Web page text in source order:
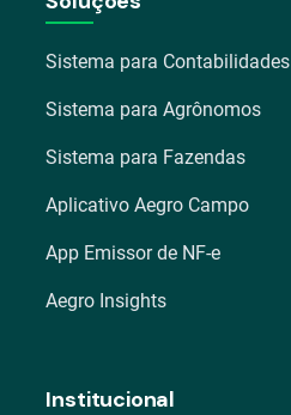
Sistema para Contabilidades
Sistema para Agrônomos
Sistema para Fazendas
Aplicativo Aegro Campo
App Emissor de NF-e
Aegro Insights
Institucional